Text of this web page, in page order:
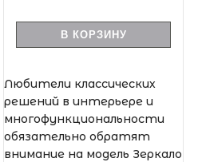
В КОРЗИНУ
Любители классических
решений в интерьере и
многофункциональности
обязательно обратят
внимание на модель Зеркало